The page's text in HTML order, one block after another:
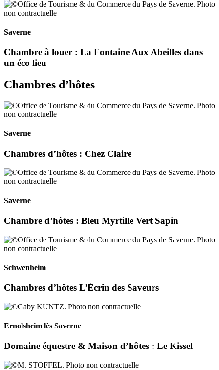
Saverne
Chambre à louer : La Fontaine Aux Abeilles dans
un éco lieu
Chambres d’hôtes
Saverne
Chambres d’hôtes : Chez Claire
Saverne
Chambre d’hôtes : Bleu Myrtille Vert Sapin
Schwenheim
Chambres d’hôtes L’Écrin des Saveurs
Ernolsheim lès Saverne
Domaine équestre & Maison d’hôtes : Le Kissel